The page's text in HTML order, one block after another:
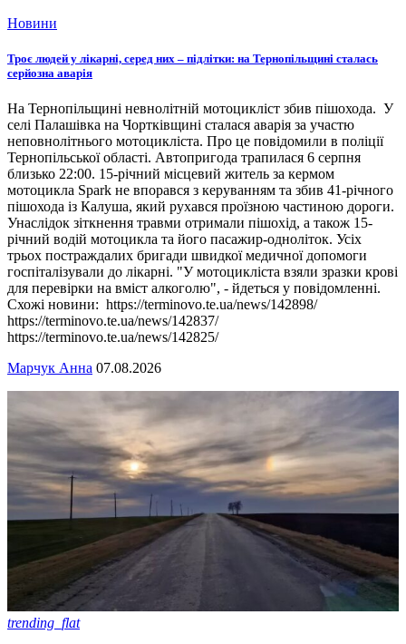
Новини
Троє людей у лікарні, серед них – підлітки: на Тернопільщині сталась
серйозна аварія
На Тернопільщині невнолітній мотоцикліст збив пішохода. У
селі Палашівка на Чортківщині сталася аварія за участю
неповнолітнього мотоцикліста. Про це повідомили в поліції
Тернопільської області. Автопригода трапилася 6 серпня
близько 22:00. 15-річний місцевий житель за кермом
мотоцикла Spark не впорався з керуванням та збив 41-річного
пішохода із Калуша, який рухався проїзною частиною дороги.
Унаслідок зіткнення травми отримали пішохід, а також 15-
річний водій мотоцикла та його пасажир-одноліток. Усіх
трьох постраждалих бригади швидкої медичної допомоги
госпіталізували до лікарні. "У мотоцикліста взяли зразки крові
для перевірки на вміст алкоголю", - йдеться у повідомленні.
Схожі новини: https://terminovo.te.ua/news/142898/
https://terminovo.te.ua/news/142837/
https://terminovo.te.ua/news/142825/
Марчук Анна 07.08.2026
trending_flat